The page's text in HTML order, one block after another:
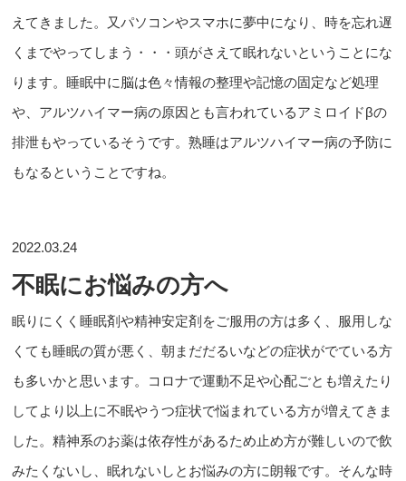
えてきました。又パソコンやスマホに夢中になり、時を忘れ遅
くまでやってしまう・・・頭がさえて眠れないということにな
ります。睡眠中に脳は色々情報の整理や記憶の固定など処理
や、アルツハイマー病の原因とも言われているアミロイドβの
排泄もやっているそうです。熟睡はアルツハイマー病の予防に
もなるということですね。
2022.03.24
不眠にお悩みの方へ
眠りにくく睡眠剤や精神安定剤をご服用の方は多く、服用しな
くても睡眠の質が悪く、朝まだだるいなどの症状がでている方
も多いかと思います。コロナで運動不足や心配ごとも増えたり
してより以上に不眠やうつ症状で悩まれている方が増えてきま
した。精神系のお薬は依存性があるため止め方が難しいので飲
みたくないし、眠れないしとお悩みの方に朗報です。そんな時